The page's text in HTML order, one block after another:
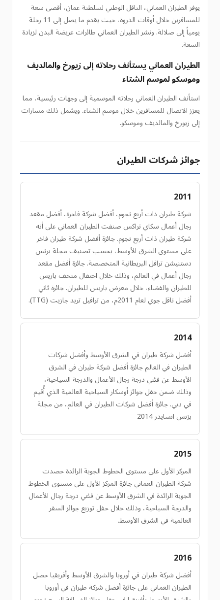
يوفر الطيران العماني، الناقل الوطني لسلطنة عمان، أقصى سعة
للمسافرين خلال أوقات الذروة، حيث يقدم ما يصل إلى 11 رحلة
يومياً إلى صلالة. ونشر الطيران العماني طائرات عريضة البدن لزيادة
السعة.
الطيران العماني يستأنف رحلاته إلى زيورخ والمالديف
وموسكو لموسم الشتاء
استأنف الطيران العماني رحلاته الموسمية إلى وجهات رئيسية، مما
يعزز الاتصال للمسافرين خلال موسم الشتاء. ويشمل ذلك مسارات
إلى زيورخ والمالديف وموسكو.
جوائز شركات الطيران
2011
شركة طيران ذات أربع نجوم، أفضل شركة فاخرة، أفضل مقعد
رجال أعمال سكاي تراكس صنفت الطيران العماني على أنه
شركة طيران ذات أربع نجوم. جائزة أفضل شركة طيران فاخر
على مستوى الشرق الأوسط، بحسب تصنيف مجلة بزنس
دستنيشن ترافل البريطانية المتخصصة. جائزة أفضل مقعد
رجال أعمال في العالم، وذلك خلال احتفال متحف باريس
للطيران والفضاء، خلال معرض باريس للطيران. جائزة ثاني
أفضل ناقل جوي لعام 2011م، من ترافيل تريد جازيت (TTG).
2014
أفضل شركة طيران في الشرق الأوسط وأفضل شركات
الطيران في العالم جائزة أفضل شركة طيران في الشرق
الأوسط عن فئتي درجة رجال الأعمال والدرجة السياحية،
وذلك ضمن حفل جوائز أوسكار السياحية العالمية الذي أُقيم
في دبي. جائزة أفضل شركات الطيران في العالم، من مجلة
بزنس انسايدر 2014
2015
المركز الأول على مستوى الخطوط الجوية الرائدة حصدت
شركة الطيران العماني جائزة المركز الأول على مستوى الخطوط
الجوية الرائدة في الشرق الأوسط عن فئتي درجة رجال الأعمال
والدرجة السياحية، وذلك خلال حفل توزيع جوائز السفر
العالمية في الشرق الأوسط.
2016
أفضل شركة طيران في أوروبا والشرق الأوسط وأفريقيا حصل
الطيران العماني على جائزة أفضل شركة طيران في أوروبا